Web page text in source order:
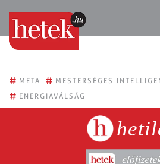
# META # MESTERSÉGES
# ENERGIAVÁLSÁG